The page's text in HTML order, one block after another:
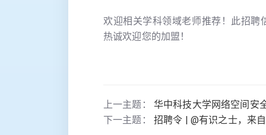
欢迎相关学科领域老师推荐！此招聘
热诚欢迎您的加盟！
上一主题： 华中科技大学网络空间安
下一主题： 招聘令 | @有识之士，来